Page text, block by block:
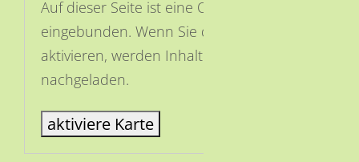
Auf dieser Seite ist eine OSM Karte
eingebunden. Wenn Sie die Karte
aktivieren, werden Inhalte von OSM
nachgeladen.
aktiviere Karte